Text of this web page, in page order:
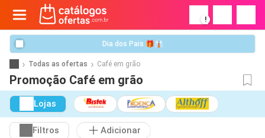
!
Dia dos Pais 🎁👔
Todas as ofertas Café em grão
Promoção Café em grão
Lojas
Filtros
Adicionar